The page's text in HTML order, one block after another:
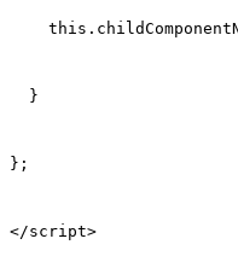
  }
};
</script>